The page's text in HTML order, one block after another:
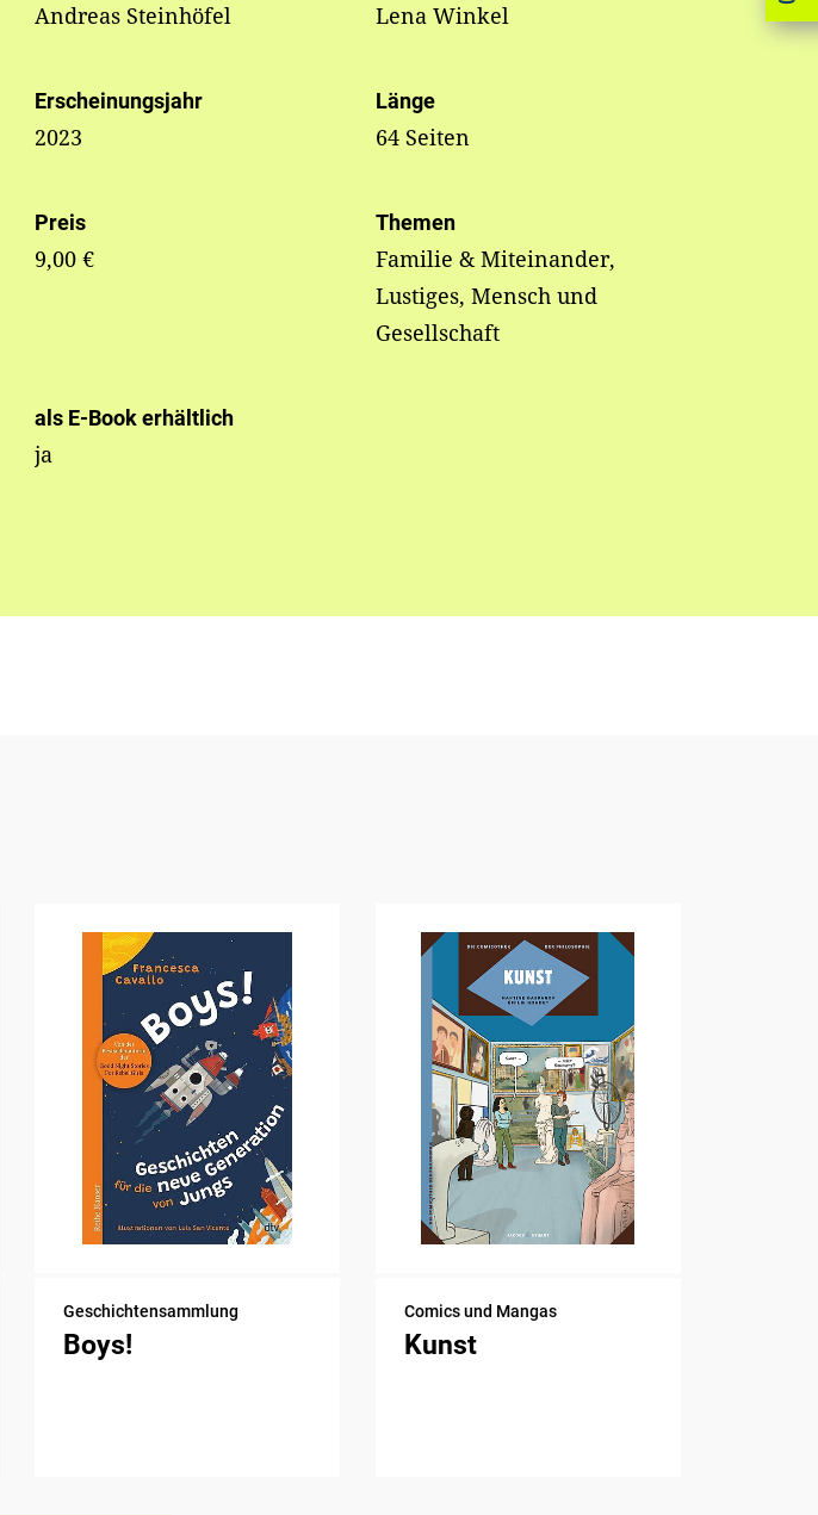
Andreas Steinhöfel Lena Winkel
Erscheinungsjahr
2023
Länge
64 Seiten
Preis
9,00 €
Themen
Familie & Miteinander,
Lustiges, Mensch und
Gesellschaft
als E-Book erhältlich
ja
Geschichtensammlung
Boys!
Comics und Mangas
Kunst